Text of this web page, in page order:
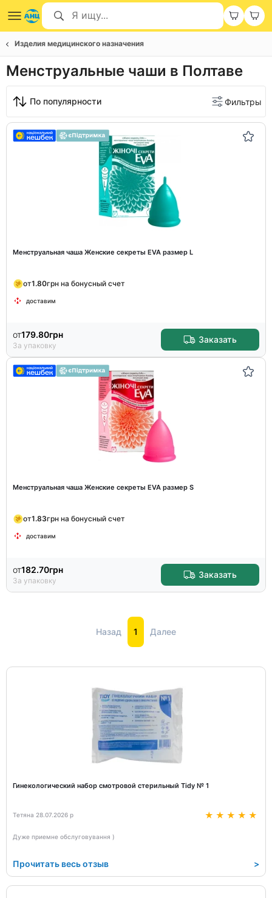
Изделия медицинского назначения
Менструальные чаши в Полтаве
По популярности Фильтры
Менструальная чаша Женские секреты EVA размер L
от1.80грн на бонусный счет
доставим
от179.80грн
За упаковку
Заказать
Менструальная чаша Женские секреты EVA размер S
от1.83грн на бонусный счет
доставим
от182.70грн
За упаковку
Заказать
Назад 1 Далее
Гинекологический набор смотровой стерильный Tidy № 1
Тетяна 28.07.2026 р
Дуже приемне обслуговування )
Прочитать весь отзыв >